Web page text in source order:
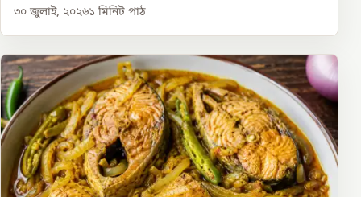
৩০ জুলাই, ২০২৬১ মিনিট পাঠ